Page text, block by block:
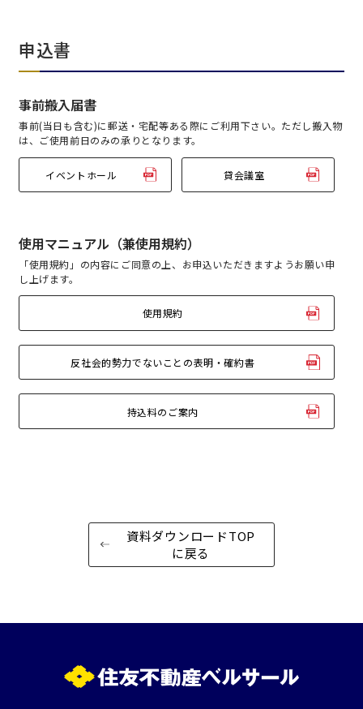
申込書
事前搬入届書
事前(当日も含む)に郵送・宅配等ある際にご利用下さい。ただし搬入物
は、ご使用前日のみの承りとなります。
イベントホール 貸会議室
使用マニュアル （兼使用規約）
「使用規約」の内容にご同意の上、お申込いただきますようお願い申
し上げます。
使用規約
反社会的勢力でないことの表明・確約書
持込料のご案内
資料ダウンロードTOP
に戻る
こちらの会議室の空室状況は
03-3346-1396
受付時間 9:00～18:00（土日祝日・年末年始を除く）
WEBからのお問合せ
お問合せフォーム
時間単位で選ぶ
人数／レイアウト
スクール
スクール
シアター
島型 T字島型
会場の種類
特長で選ぶ